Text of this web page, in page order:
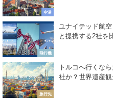
空港
飛行機
ユナイテッド航
と提携する2社を
旅行先
トルコへ行くな
社か？世界遺産観